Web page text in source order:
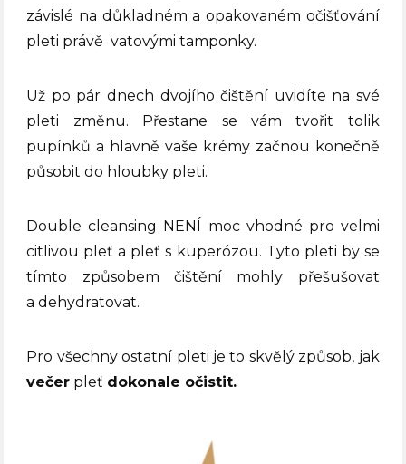
závislé na důkladném a opakovaném očišťování
pleti právě vatovými tamponky.
Už po pár dnech dvojího čištění uvidíte na své
pleti změnu. Přestane se vám tvořit tolik
pupínků a hlavně vaše krémy začnou konečně
působit do hloubky pleti.
Double cleansing NENÍ moc vhodné pro velmi
citlivou pleť a pleť s kuperózou. Tyto pleti by se
tímto způsobem čištění mohly přešušovat
a dehydratovat.
Pro všechny ostatní pleti je to skvělý způsob, jak
večer pleť dokonale očistit.